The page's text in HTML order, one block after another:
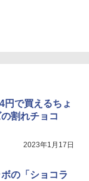
ヌードルPRO し
ーブル 電子レン
フライ調理 簡単
人暮らし 二人暮
円で買えるちょ
割れチョコ
2023年1月17日
の「ショコラ